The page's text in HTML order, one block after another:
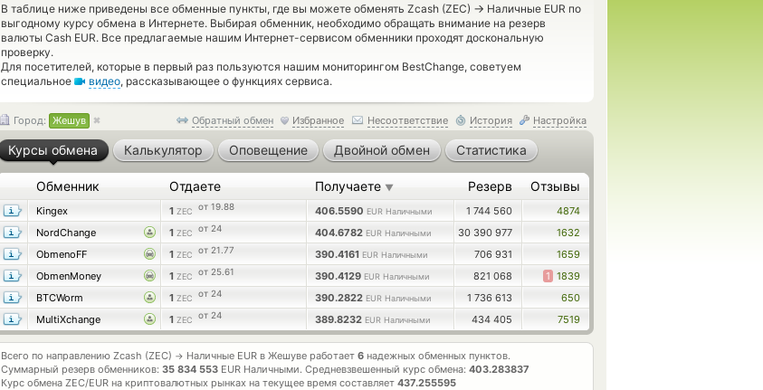
В таблице ниже приведены все обменные пункты, где вы можете обменять Zcash (ZEC) → Наличные EUR по
выгодному курсу обмена в Интернете. Выбирая обменник, необходимо обращать внимание на резерв
валюты Cash EUR. Все предлагаемые нашим Интернет-сервисом обменники проходят доскональную
проверку.
Для посетителей, которые в первый раз пользуются нашим мониторингом BestChange, советуем
специальное
видео, рассказывающее о функциях сервиса.
Обратный обмен Избранное Несоответствие История Настройка
Город: Жешув
Курсы обмена Калькулятор Оповещение Двойной обмен Статистика
Обменник Отдаете Получаете ▼ Резерв Отзывы
Kingex 1 ZEC от 19.88 406.5590 EUR Наличными 1 744 560
4874
NordChange
1 ZEC от 24 404.6782 EUR Наличными 30 390 977
1632
ObmenoFF
1 ZEC от 21.77 390.4161 EUR Наличными 706 931
1659
ObmenMoney
1 ZEC от 25.61 390.4129 EUR Наличными 821 068 1 1839
BTCWorm
1 ZEC от 24 390.2822 EUR Наличными 1 736 613
650
MultiXchange
1 ZEC от 24 389.8232 EUR Наличными 434 405 7519
Всего по направлению Zcash (ZEC) → Наличные EUR в Жешуве работает 6 надежных обменных пунктов.
Суммарный резерв обменников: 35 834 553 EUR Наличными. Средневзвешенный курс обмена: 403.283837
Курс обмена ZEC/EUR на криптовалютных рынках на текущее время составляет 437.255595